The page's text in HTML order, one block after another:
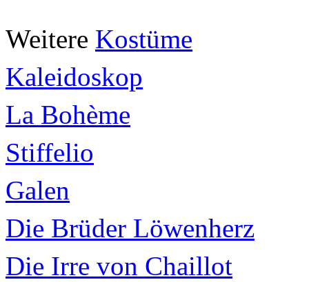
Weitere Kostüme
Kaleidoskop
La Bohème
Stiffelio
Galen
Die Brüder Löwenherz
Die Irre von Chaillot